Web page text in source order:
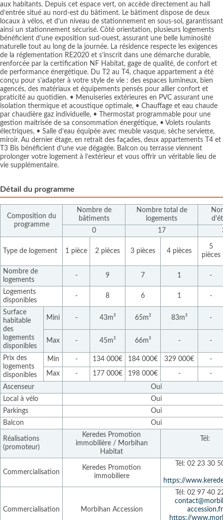
aux habitants. Depuis cet espace vert, on accède directement au hall
d’entrée situé au nord-est du bâtiment. Le bâtiment dispose de deux
locaux à vélos, et d’un niveau de stationnement en sous-sol, garantissant
ainsi un stationnement sécurisé. Côté orientation, plusieurs logements
bénéficient d’une exposition sud-ouest, assurant une belle luminosité
naturelle tout au long de la journée. La résidence respecte les exigences
de la réglementation RE2020 et s’inscrit dans une démarche durable,
renforcée par la certification NF Habitat, gage de qualité, de confort et
de performance énergétique. Du T2 au T4, chaque appartement a été
conçu pour s’adapter à votre style de vie : des espaces lumineux, bien
agencés, des matériaux et équipements pensés pour allier confort et
praticité au quotidien. • Menuiseries extérieures en PVC assurant une
isolation thermique et acoustique optimale, • Chauffage et eau chaude
par chaudière gaz individuelle, • Thermostat programmable pour une
gestion maitrisée de sa consommation énergétique, • Volets roulants
électriques, • Salle d’eau équipée avec meuble vasque, sèche serviette,
miroir. Au dernier étage, en retrait des façades, deux appartements T4 et
T3 Bis bénéficient d’une vue dégagée. Balcon ou terrasse viennent
prolonger votre logement à l’extérieur et vous offrir un véritable lieu de
vie supplémentaire.
Détail du programme
Composition du
programme
Nombre de
bâtiments
Nombre total de
logements
0
17
Type de logement 1 pièce 2 pièces 3 pièces 4 pièces
5
pièces
Nombre de
logements
- 9 7 1 -
Logements
disponibles
- 8 6 1 -
Surface
habitable
des
logements
disponibles
Mini - 43m² 65m² 83m² -
Max - 45m² 66m² - -
Prix des
logements
disponibles
Min - 134 000€ 184 000€ 329 000€ -
Max - 177 000€ 198 000€ -
-
Ascenseur
Oui
Local à vélo
Oui
Parkings
Oui
Balcon
Oui
Réalisations
(promoteur)
Keredes Promotion
immobilière / Morbihan
Habitat
Tél:
Commercialisation
Keredes Promotion
immobiliere
Tél: 02 23 30
https://
Commercialisation Morbihan Accession
Tél: 02 97 40
accession.fr
https://